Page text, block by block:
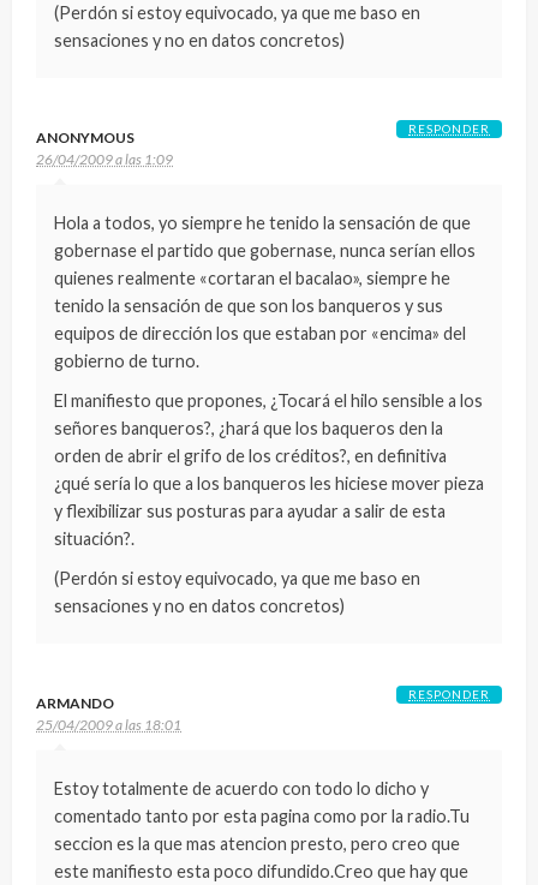
(Perdón si estoy equivocado, ya que me baso en
sensaciones y no en datos concretos)
ANONYMOUS
26/04/2009 a las 1:09
Hola a todos, yo siempre he tenido la sensación de que
gobernase el partido que gobernase, nunca serían ellos
quienes realmente «cortaran el bacalao», siempre he
tenido la sensación de que son los banqueros y sus
equipos de dirección los que estaban por «encima» del
gobierno de turno.
El manifiesto que propones, ¿Tocará el hilo sensible a los
señores banqueros?, ¿hará que los baqueros den la
orden de abrir el grifo de los créditos?, en definitiva
¿qué sería lo que a los banqueros les hiciese mover pieza
y flexibilizar sus posturas para ayudar a salir de esta
situación?.
(Perdón si estoy equivocado, ya que me baso en
sensaciones y no en datos concretos)
RESPONDER
ARMANDO
25/04/2009 a las 18:01
Estoy totalmente de acuerdo con todo lo dicho y
comentado tanto por esta pagina como por la radio.Tu
seccion es la que mas atencion presto, pero creo que
este manifiesto esta poco difundido.Creo que hay que
RESPONDER